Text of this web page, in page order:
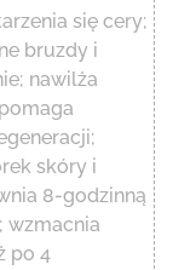
się cery;
bruzdy i
nawilża
skóry i
8-godzinną
wzmacnia
po 4